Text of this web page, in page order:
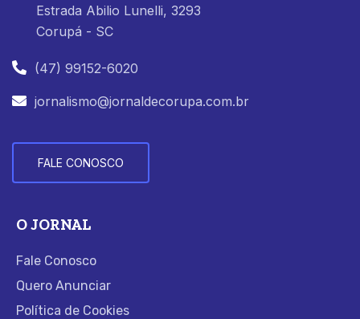
Estrada Abilio Lunelli, 3293
Corupá - SC
(47) 99152-6020
jornalismo@jornaldecorupa.com.br
FALE CONOSCO
O JORNAL
Fale Conosco
Quero Anunciar
Política de Cookies